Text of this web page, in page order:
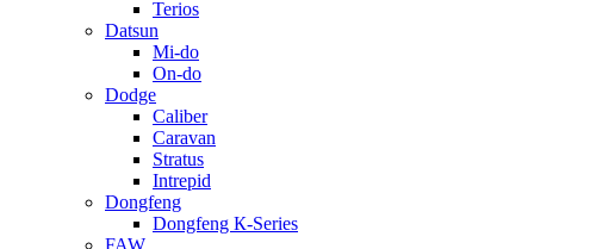
Terios
Datsun
Mi-do
On-do
Dodge
Caliber
Caravan
Stratus
Intrepid
Dongfeng
Dongfeng К-Series
FAW